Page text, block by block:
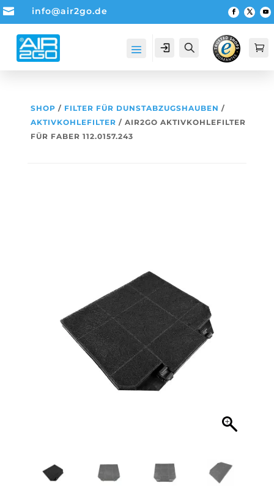
 info@air2go.de
Account Suche 
SHOP / FILTER FÜR DUNSTABZUGSHAUBEN /
AKTIVKOHLEFILTER / AIR2GO AKTIVKOHLEFILTER
FÜR FABER 112.0157.243